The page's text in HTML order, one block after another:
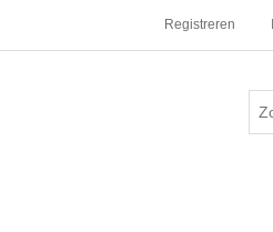
Registreren